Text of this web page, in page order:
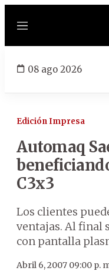
Menú
08 ago 2026
Edición Impresa
Automaq
C3x3
Los clientes
ventajas. Al final
con pantalla
Abril 6, 2007 09:00 p.